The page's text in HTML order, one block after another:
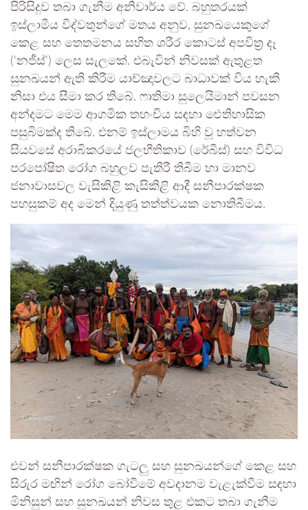
පිරිසිදුව තබා ගැනීම අනිවාර්ය වේ. බහුතරයක්
ඉස්ලාමීය විද්වතුන්ගේ මතය අනුව, සුනඛයෙකුගේ
කෙළ සහ තෙතමනය සහිත ශරීර කොටස් අපවිත්‍ර දෑ
(‘නජීස්’) ලෙස සැලකේ. එබැවින් නිවසක් ඇතුළත
සුනඛයන් ඇති කිරීම යාච්ඤාවලට බාධාවක් විය හැකි
නිසා එය සීමා කර තිබේ. ෆාතිමා සුලෙයිමාන් පවසන
අන්දමට මෙම ආගමික තහංචිය සඳහා ඓතිහාසික
පසුබිමක්ද තිබේ. එනම් ඉස්ලාමය බිහි වූ හත්වන
සියවසේ අරාබිකරයේ ජලභීතිකාව (රේබීස්) සහ විවිධ
පරපෝෂිත රෝග බහුලව පැතිරී තිබීම හා මානව
ජනාවාසවල වැසිකිළි කැසිකිළි ආදී සනීපාරක්ෂක
පහසුකම් අද මෙන් දියුණු තත්ත්වයක නොතිබීමය.
එවන් සනීපාරක්ෂක ගැටලු සහ සුනඛයන්ගේ කෙළ සහ
සිරුර මඟින් රෝග බෝවීමේ අවදානම වැළැක්වීම සඳහා
මිනිසුන් සහ සුනඛයන් නිවස තුළ එකට තබා ගැනීම